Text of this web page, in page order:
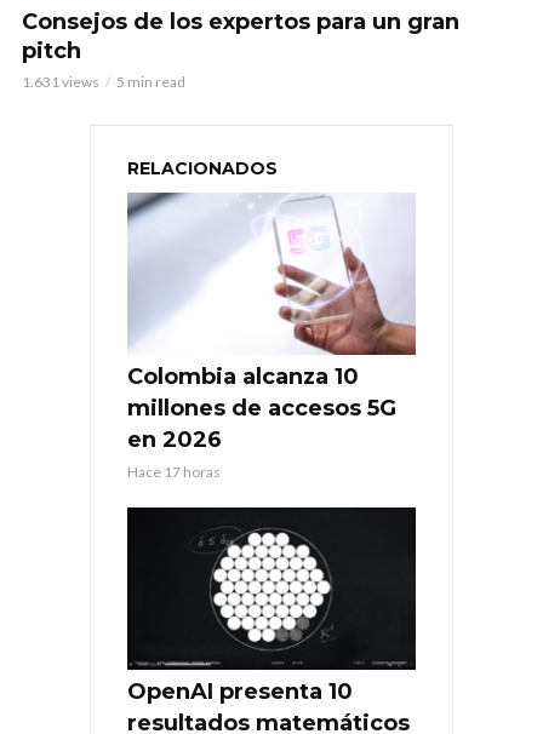
Consejos de los expertos para un gran
pitch
1.631 views 5 min read
RELACIONADOS
Colombia alcanza 10
millones de accesos 5G
en 2026
Hace 17 horas
OpenAI presenta 10
resultados matemáticos